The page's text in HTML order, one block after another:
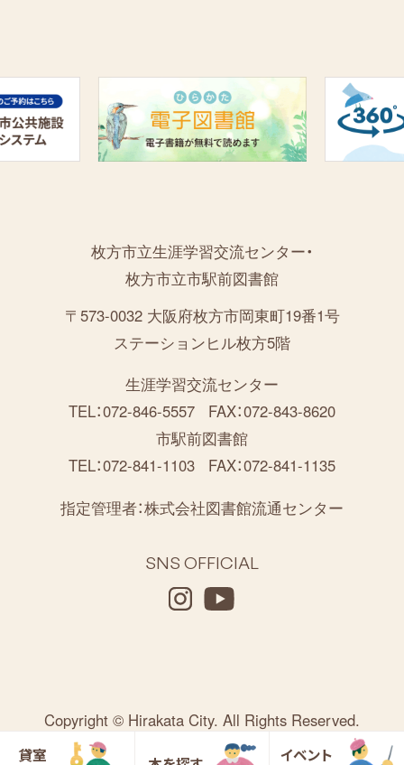
貸室
イベント
枚方市立生涯学習交流センター・
枚方市立市駅前図書館
〒573-0032 大阪府枚方市岡東町19番1号
ステーションヒル枚方5階
生涯学習交流センター
TEL：072-846-5557
FAX：072-843-8620
市駅前図書館
TEL：072-841-1103
FAX：072-841-1135
指定管理者：株式会社図書館流通センター
SNS OFFICIAL
Copyright © Hirakata City. All Rights Reserved.